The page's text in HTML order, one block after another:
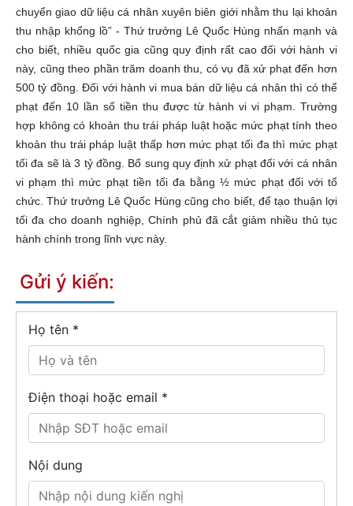
chuyển giao dữ liệu cá nhân xuyên biên giới nhằm thu lại khoản
thu nhập khổng lồ” - Thứ trưởng Lê Quốc Hùng nhấn mạnh và
cho biết, nhiều quốc gia cũng quy định rất cao đối với hành vi
này, cũng theo phần trăm doanh thu, có vụ đã xử phạt đến hơn
500 tỷ đồng. Đối với hành vi mua bán dữ liệu cá nhân thì có thể
phạt đến 10 lần số tiền thu được từ hành vi vi phạm. Trường
hợp không có khoản thu trái pháp luật hoặc mức phạt tính theo
khoản thu trái pháp luật thấp hơn mức phạt tối đa thì mức phạt
tối đa sẽ là 3 tỷ đồng. Bổ sung quy định xử phạt đối với cá nhân
vi phạm thì mức phạt tiền tối đa bằng ½ mức phạt đối với tổ
chức. Thứ trưởng Lê Quốc Hùng cũng cho biết, để tạo thuận lợi
tối đa cho doanh nghiệp, Chính phủ đã cắt giảm nhiều thủ tục
hành chính trong lĩnh vực này.
Gửi ý kiến:
Họ tên *
Điện thoại hoặc email *
Nội dung